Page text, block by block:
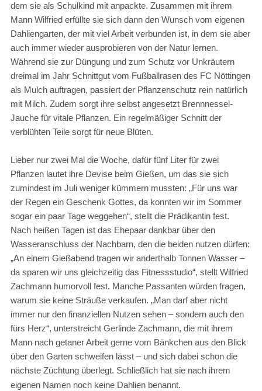
dem sie als Schulkind mit anpackte. Zusammen mit ihrem
Mann Wilfried erfüllte sie sich dann den Wunsch vom eigenen
Dahliengarten, der mit viel Arbeit verbunden ist, in dem sie aber
auch immer wieder ausprobieren von der Natur lernen.
Während sie zur Düngung und zum Schutz vor Unkräutern
dreimal im Jahr Schnittgut vom Fußballrasen des FC Nöttingen
als Mulch auftragen, passiert der Pflanzenschutz rein natürlich
mit Milch. Zudem sorgt ihre selbst angesetzt Brennnessel-
Jauche für vitale Pflanzen. Ein regelmäßiger Schnitt der
verblühten Teile sorgt für neue Blüten.
Lieber nur zwei Mal die Woche, dafür fünf Liter für zwei
Pflanzen lautet ihre Devise beim Gießen, um das sie sich
zumindest im Juli weniger kümmern mussten: „Für uns war
der Regen ein Geschenk Gottes, da konnten wir im Sommer
sogar ein paar Tage weggehen“, stellt die Prädikantin fest.
Nach heißen Tagen ist das Ehepaar dankbar über den
Wasseranschluss der Nachbarn, den die beiden nutzen dürfen:
„An einem Gießabend tragen wir anderthalb Tonnen Wasser –
da sparen wir uns gleichzeitig das Fitnessstudio“, stellt Wilfried
Zachmann humorvoll fest. Manche Passanten würden fragen,
warum sie keine Sträuße verkaufen. „Man darf aber nicht
immer nur den finanziellen Nutzen sehen – sondern auch den
fürs Herz“, unterstreicht Gerlinde Zachmann, die mit ihrem
Mann nach getaner Arbeit gerne vom Bänkchen aus den Blick
über den Garten schweifen lässt – und sich dabei schon die
nächste Züchtung überlegt. Schließlich hat sie nach ihrem
eigenen Namen noch keine Dahlien benannt.